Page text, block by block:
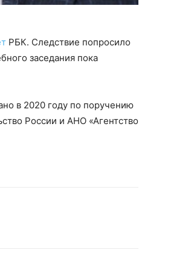
РБК. Следствие попросило
заседания пока
в 2020 году по поручению
России и АНО «Агентство